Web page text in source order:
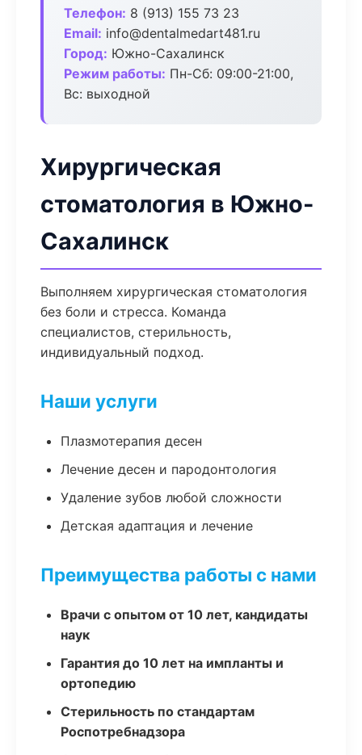
Телефон: 8 (913) 155 73 23
Email: info@dentalmedart481.ru
Город: Южно-Сахалинск
Режим работы: Пн-Сб: 09:00-21:00,
Вс: выходной
Хирургическая
стоматология в Южно-
Сахалинск
Выполняем хирургическая стоматология
без боли и стресса. Команда
специалистов, стерильность,
индивидуальный подход.
Наши услуги
Плазмотерапия десен
Лечение десен и пародонтология
Удаление зубов любой сложности
Детская адаптация и лечение
Преимущества работы с нами
Врачи с опытом от 10 лет, кандидаты
наук
Гарантия до 10 лет на импланты и
ортопедию
Стерильность по стандартам
Роспотребнадзора